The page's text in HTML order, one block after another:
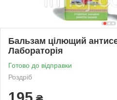
Бальзам цілющий
Лабораторія
Готово до відправки
Роздріб